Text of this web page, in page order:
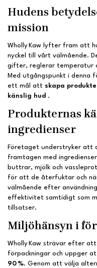
Hudens
mission
Wholly Kaw lyfter fram att
nyckel till vårt välmående.
gifter, reglerar temperatur
Med utgångspunkt i denna
ett mål att skapa
känslig hud .
Produkternas
ingredienser
Företaget understryker att
framtagen med
buttrar, mjölk och
för att de återfuktar och
välmående efter
effektivitet samtidigt som
tillsatser.
Miljöhänsyn i
Wholly Kaw strävar efter att
förpackningar och uppger
90 %. Genom att välja